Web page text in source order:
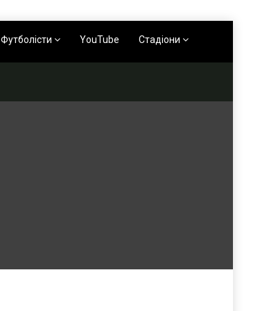
Футболісти YouTube Стадіони